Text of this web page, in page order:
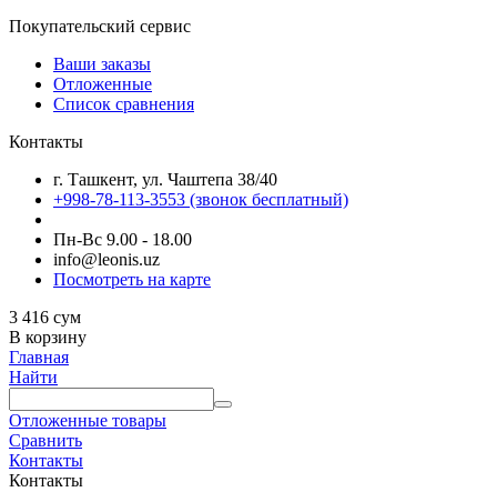
Покупательский сервис
Ваши заказы
Отложенные
Список сравнения
Контакты
г. Ташкент, ул. Чаштепа 38/40
+998-78-113-3553 (звонок бесплатный)
Пн-Вс 9.00 - 18.00
info@leonis.uz
Посмотреть на карте
3 416 сум
В корзину
Главная
Найти
Отложенные товары
Сравнить
Контакты
Контакты